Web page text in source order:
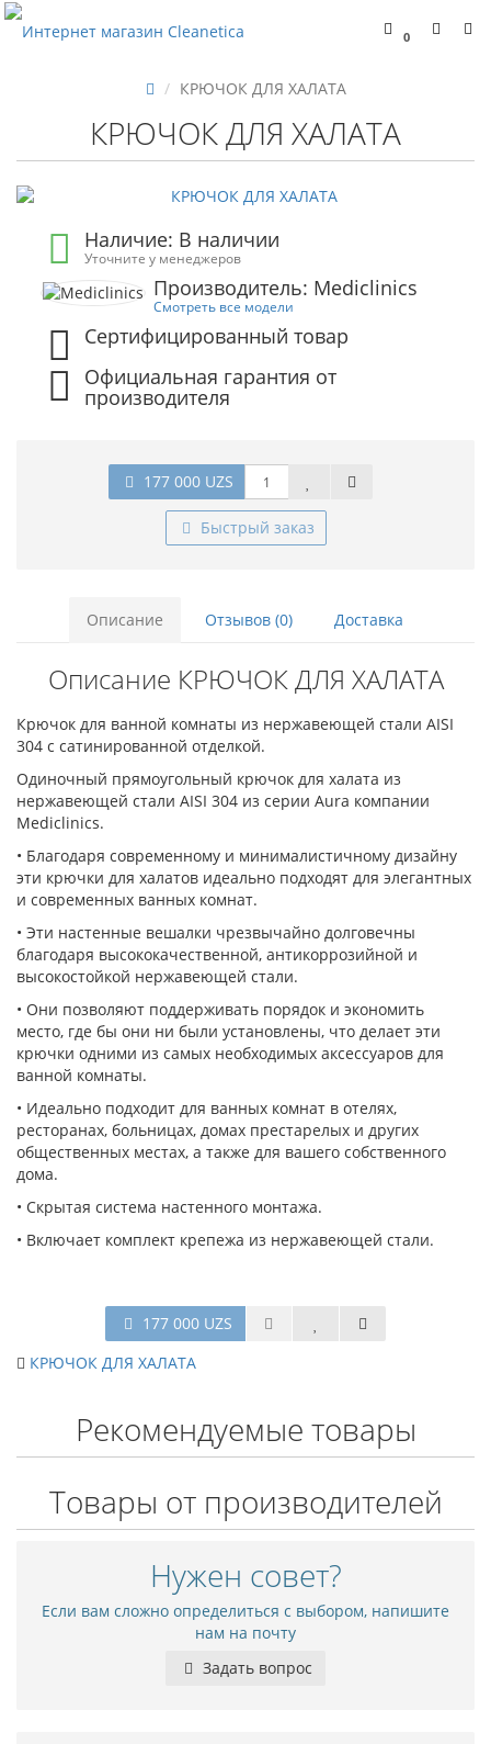
0
КРЮЧОК ДЛЯ ХАЛАТА
КРЮЧОК ДЛЯ ХАЛАТА
Наличие: В наличии
Уточните у менеджеров
Производитель: Mediclinics
Смотреть все модели
Сертифицированный товар
Официальная гарантия от
производителя
177 000 UZS
Быстрый заказ
Описание Отзывов (0) Доставка
Описание КРЮЧОК ДЛЯ ХАЛАТА
Крючок для ванной комнаты из нержавеющей стали AISI
304 с сатинированной отделкой.
Одиночный прямоугольный крючок для халата из
нержавеющей стали AISI 304 из серии Aura компании
Mediclinics.
• Благодаря современному и минималистичному дизайну
эти крючки для халатов идеально подходят для элегантных
и современных ванных комнат.
• Эти настенные вешалки чрезвычайно долговечны
благодаря высококачественной, антикоррозийной и
высокостойкой нержавеющей стали.
• Они позволяют поддерживать порядок и экономить
место, где бы они ни были установлены, что делает эти
крючки одними из самых необходимых аксессуаров для
ванной комнаты.
• Идеально подходит для ванных комнат в отелях,
ресторанах, больницах, домах престарелых и других
общественных местах, а также для вашего собственного
дома.
• Скрытая система настенного монтажа.
• Включает комплект крепежа из нержавеющей стали.
177 000 UZS
КРЮЧОК ДЛЯ ХАЛАТА
Рекомендуемые товары
Товары от производителей
Нужен совет?
Если вам сложно определиться с выбором, напишите
нам на почту
Задать вопрос